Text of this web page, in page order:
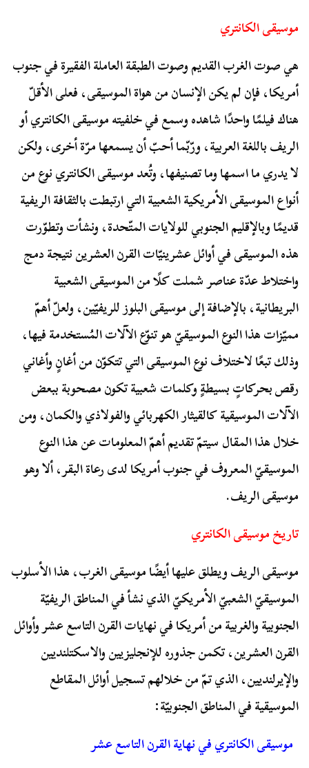
موسيقى الكانتري
هي صوت الغرب القديم وصوت الطبقة العاملة الفقيرة في جنوب
أمريكا، فإن لم يكن الإنسان من هواة الموسيقى، فعلى الأقلّ
هناك فيلمًا واحدًا شاهده وسمع في خلفيته موسيقى الكانتري أو
الريف باللغة العربية، ورّبّما أحبّ أن يسمعها مرّة أخرى، ولكن
لا يدري ما اسمها وما تصنيفها، وتُعد موسيقى الكانتري نوع من
أنواع الموسيقى الأمريكية الشعبية التي ارتبطت بالثقافة الريفية
قديمًا وبالإقليم الجنوبي للولايات المتّحدة، ونشأت وتطوّرت
هذه الموسيقى في أوائل عشرينيّات القرن العشرين نتيجة دمج
واختلاط عدّة عناصر شملت كلًا من الموسيقى الشعبية
البريطانية، بالإضافة إلى موسيقى البلوز للريفيّين، ولعلّ أهمّ
مميّزات هذا النوع الموسيقيّ هو تنوّع الآلات المُستخدمة فيها،
وذلك تبعًا لاختلاف نوع الموسيقى التي تتكوّن من أغانٍ وأغاني
رقص بحركاتٍ بسيطةٍ وكلمات شعبية تكون مصحوبة ببعض
الآلات الموسيقية كالقيثار الكهربائي والفولاذي والكمان، ومن
خلال هذا المقال سيتمّ تقديم أهمّ المعلومات عن هذا النوع
الموسيقيّ المعروف في جنوب أمريكا لدى رعاة البقر، ألا وهو
موسيقى الريف.
تاريخ موسيقى الكانتري
موسيقى الريف ويطلق عليها أيضًا موسيقى الغرب، هذا الأسلوب
الموسيقيّ الشعبيّ الأمريكيّ الذي نشأ في المناطق الريفيّة
الجنوبية والغربية من أمريكا في نهايات القرن التاسع عشر وأوائل
القرن العشرين، تكمن جذوره للإنجليزيين والاسكتلنديين
والإيرلنديين، الذي تمّ من خلالهم تسجيل أوائل المقاطع
الموسيقية في المناطق الجنوبيّة:
موسيقى الكانتري في نهاية القرن التاسع عشر